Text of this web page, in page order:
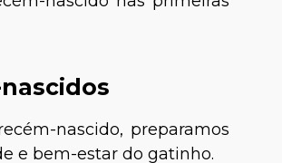
nascido, preparamos
e bem-estar do gatinho.